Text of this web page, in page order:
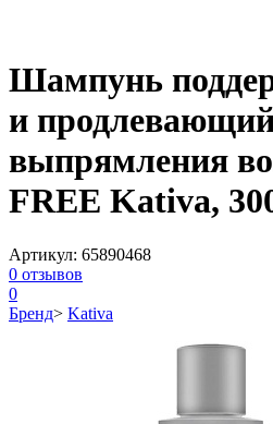
Шампунь
и
выпрямления
FREE Kativa,
Артикул: 65890468
0 отзывов
0
Бренд> Kativa